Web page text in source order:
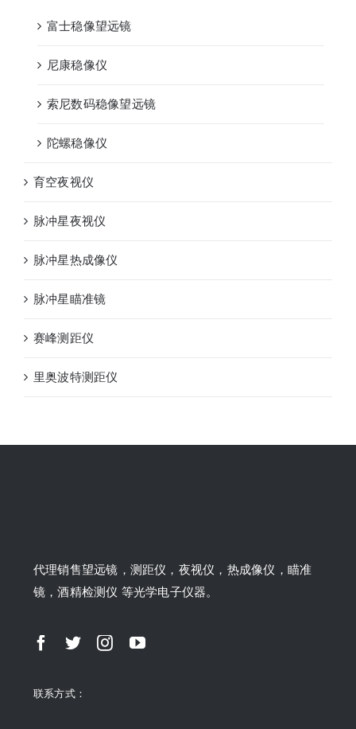
富士稳像望远镜
尼康稳像仪
索尼数码稳像望远镜
陀螺稳像仪
育空夜视仪
脉冲星夜视仪
脉冲星热成像仪
脉冲星瞄准镜
赛峰测距仪
里奥波特测距仪
代理销售望远镜，测距仪，夜视仪，热成像仪，瞄准
镜，酒精检测仪 等光学电子仪器。
联系方式：